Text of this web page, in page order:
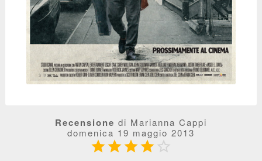
Recensione di Marianna Cappi
domenica 19 maggio 2013
 